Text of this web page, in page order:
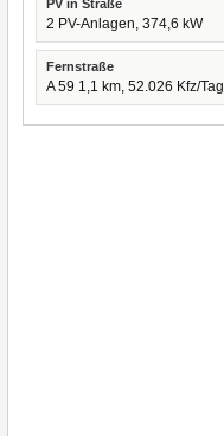
PV in Straße
2 PV-Anlagen, 374,6 kW
Fernstraße
A 59 1,1 km, 52.026 Kfz/Tag